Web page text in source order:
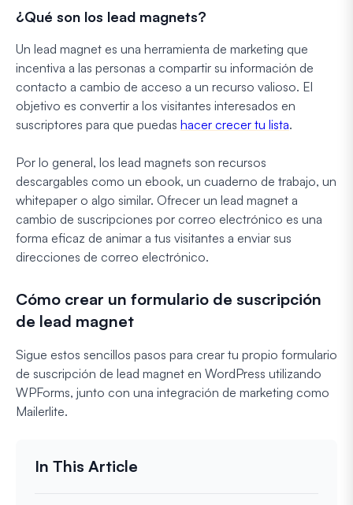
¿Qué son los lead magnets?
Un lead magnet es una herramienta de marketing que
incentiva a las personas a compartir su información de
contacto a cambio de acceso a un recurso valioso. El
objetivo es convertir a los visitantes interesados en
suscriptores para que puedas hacer crecer tu lista.
Por lo general, los lead magnets son recursos
descargables como un ebook, un cuaderno de trabajo, un
whitepaper o algo similar. Ofrecer un lead magnet a
cambio de suscripciones por correo electrónico es una
forma eficaz de animar a tus visitantes a enviar sus
direcciones de correo electrónico.
Cómo crear un formulario de suscripción
de lead magnet
Sigue estos sencillos pasos para crear tu propio formulario
de suscripción de lead magnet en WordPress utilizando
WPForms, junto con una integración de marketing como
Mailerlite.